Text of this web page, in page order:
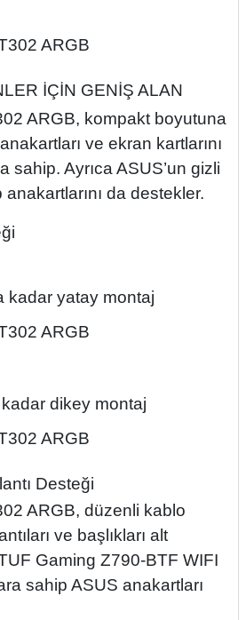
İÇİN GENİŞ ALAN
ARGB, kompakt boyutuna
ve ekran kartlarını
sahip. Ayrıca ASUS’un gizli
da destekler.
kadar yatay montaj
kadar dikey montaj
Desteği
ARGB, düzenli kablo
ve başlıkları alt
Gaming Z790-BTF WIFI
sahip ASUS anakartları